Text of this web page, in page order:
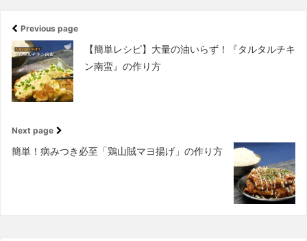
Previous page
【簡単レシピ】大量の油いらず！『タルタルチキ
ン南蛮』の作り方
Next page
簡単！病みつき必至「鶏山賊マヨ揚げ」の作り方